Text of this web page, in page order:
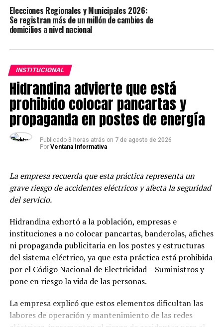
telefónica 0801 71001, WhatsApp 948 327 474, el
Facebook oficial de Hidrandina y el correo
<
HIDRANDINA
PROPAGANDA SEGUNDA VUELTA
SIGUIENTE POST
Capturan a presunto extorsionador que exigía dinero en
ANTERIOR POST
Se clausura en Trujillo la 6ta edición de Atemporal –
Festival Itinerante de Cine Latinoamericano
Elecciones Regionales y Municipales 2026:
Se registran más de un millón de cambios de
domicilios a nivel nacional
INSTITUCIONAL
Hidrandina advierte que está
prohibido colocar pancartas y
propaganda en postes de energía
Publicado 3 horas atrás on 7 de agosto de 2026
Por Ventana Informativa
La empresa recuerda que esta práctica representa un
grave riesgo de accidentes eléctricos y afecta la seguridad
del servicio.
Hidrandina exhortó a la población, empresas e
instituciones a no colocar pancartas, banderolas, afiches
ni propaganda publicitaria en los postes y estructuras
del sistema eléctrico, ya que esta práctica está prohibida
por el Código Nacional de Electricidad – Suministros y
pone en riesgo la vida de las personas.
La empresa explicó que estos elementos dificultan las
labores de operación y mantenimiento de las redes